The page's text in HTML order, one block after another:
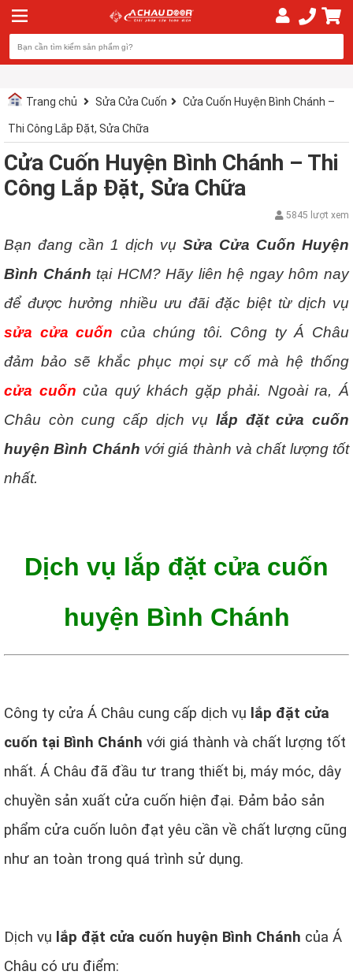
Trang chủ Sửa Cửa Cuốn Cửa Cuốn Huyện Bình Chánh –
Thi Công Lắp Đặt, Sửa Chữa
Cửa Cuốn Huyện Bình Chánh – Thi
Công Lắp Đặt, Sửa Chữa
5845 lượt xem
Bạn đang cần 1 dịch vụ Sửa Cửa Cuốn Huyện
Bình Chánh tại HCM? Hãy liên hệ ngay hôm nay
để được hưởng nhiều ưu đãi đặc biệt từ dịch vụ
sửa cửa cuốn của chúng tôi. Công ty Á Châu
đảm bảo sẽ khắc phục mọi sự cố mà hệ thống
cửa cuốn của quý khách gặp phải. Ngoài ra, Á
Châu còn cung cấp dịch vụ lắp đặt cửa cuốn
huyện Bình Chánh với giá thành và chất lượng tốt
nhất.
Dịch vụ lắp đặt cửa cuốn
huyện Bình Chánh
Công ty cửa Á Châu cung cấp dịch vụ lắp đặt cửa
cuốn tại Bình Chánh với giá thành và chất lượng tốt
nhất. Á Châu đã đầu tư trang thiết bị, máy móc, dây
chuyền sản xuất cửa cuốn hiện đại. Đảm bảo sản
phẩm cửa cuốn luôn đạt yêu cần về chất lượng cũng
như an toàn trong quá trình sử dụng.
Dịch vụ lắp đặt cửa cuốn huyện Bình Chánh của Á
Châu có ưu điểm: